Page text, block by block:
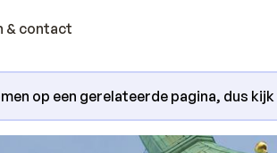
& contact
op een gerelateerde pagina, dus